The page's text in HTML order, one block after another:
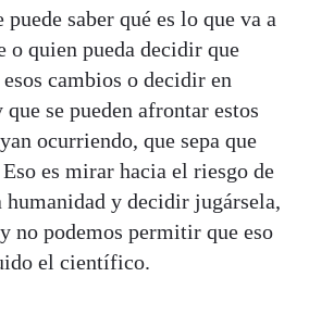
saber qué es lo que va a
o quien pueda decidir que
cambios o decidir en
se pueden afrontar estos
ocurriendo, que sepa que
es mirar hacia el riesgo de
humanidad y decidir jugársela,
no podemos permitir que eso
el científico.